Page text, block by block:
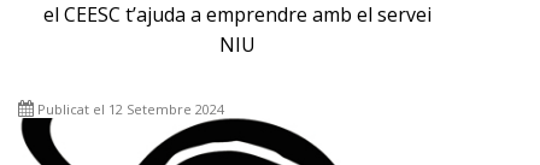
el CEESC t’ajuda a emprendre amb el servei
NIU
Publicat el 12 Setembre 2024